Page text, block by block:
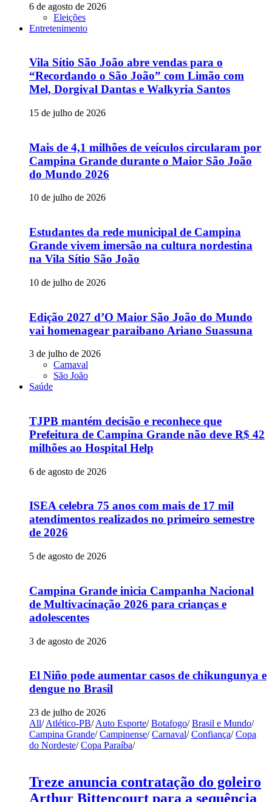
6 de agosto de 2026
Eleições
Entretenimento
Vila Sítio São João abre vendas para o
“Recordando o São João” com Limão com
Mel, Dorgival Dantas e Walkyria Santos
15 de julho de 2026
Mais de 4,1 milhões de veículos circularam por
Campina Grande durante o Maior São João
do Mundo 2026
10 de julho de 2026
Estudantes da rede municipal de Campina
Grande vivem imersão na cultura nordestina
na Vila Sítio São João
10 de julho de 2026
Edição 2027 d’O Maior São João do Mundo
vai homenagear paraibano Ariano Suassuna
3 de julho de 2026
Carnaval
São João
Saúde
TJPB mantém decisão e reconhece que
Prefeitura de Campina Grande não deve R$ 42
milhões ao Hospital Help
6 de agosto de 2026
ISEA celebra 75 anos com mais de 17 mil
atendimentos realizados no primeiro semestre
de 2026
5 de agosto de 2026
Campina Grande inicia Campanha Nacional
de Multivacinação 2026 para crianças e
adolescentes
3 de agosto de 2026
El Niño pode aumentar casos de chikungunya e
dengue no Brasil
23 de julho de 2026
All/ Atlético-PB/ Auto Esporte/ Botafogo/ Brasil e Mundo/
Campina Grande/ Campinense/ Carnaval/ Confiança/ Copa
do Nordeste/ Copa Paraíba/
Treze anuncia contratação do goleiro
Arthur Bittencourt para a sequência